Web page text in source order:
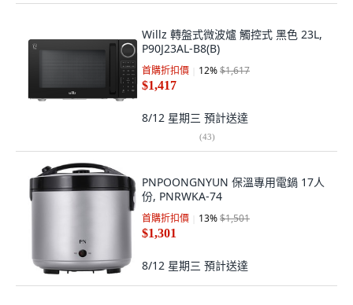
Willz 轉盤式微波爐 觸控式 黑色 23L,
P90J23AL-B8(B)
首購折扣價 12%$1,617
$1,417
8/12 星期三 預計送達
(43)
PNPOONGNYUN 保溫專用電鍋 17人
份, PNRWKA-74
首購折扣價 13%$1,501
$1,301
8/12 星期三 預計送達